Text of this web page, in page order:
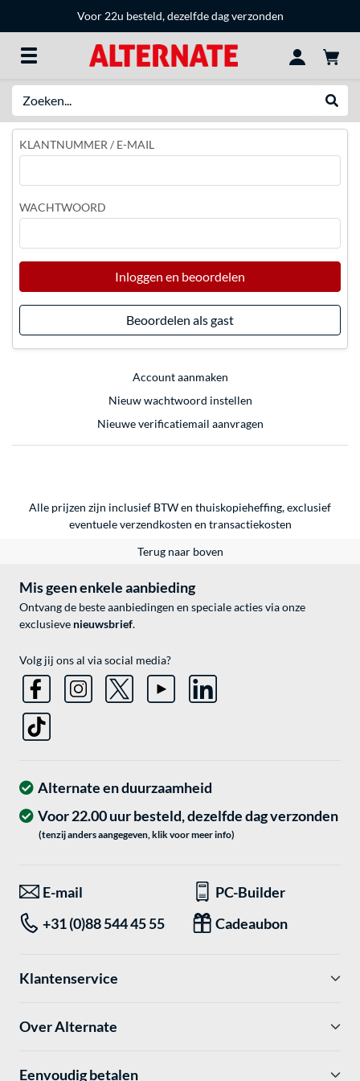
Voor 22u besteld, dezelfde dag verzonden
KLANTNUMMER / E-MAIL
WACHTWOORD
Inloggen en beoordelen
Beoordelen als gast
Account aanmaken
Nieuw wachtwoord instellen
Nieuwe verificatiemail aanvragen
Alle prijzen zijn inclusief BTW en thuiskopieheffing, exclusief
eventueleverzendkosten en transactiekosten
Terug naar boven
Mis geen enkele aanbieding
Ontvang de beste aanbiedingen en speciale acties via onze
exclusieve nieuwsbrief.
Volg jij ons al via social media?
Alternate en duurzaamheid
Voor 22.00 uur besteld, dezelfde dag verzonden
(tenzij anders aangegeven, klik voor meer info)
E-mail
PC-Builder
+31 (0)88 544 45 55
Cadeaubon
Klantenservice
Over Alternate
Eenvoudig betalen